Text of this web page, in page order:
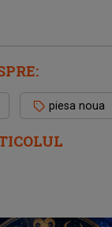
piesa noua